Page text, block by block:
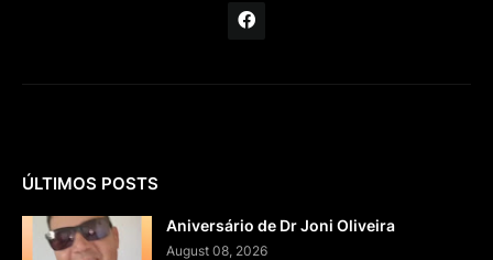
ÚLTIMOS POSTS
Aniversário de Dr Joni Oliveira
August 08, 2026